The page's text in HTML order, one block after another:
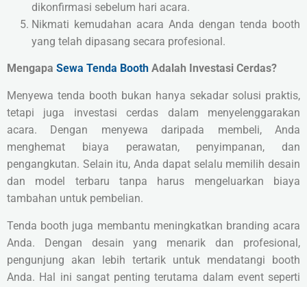
dikonfirmasi sebelum hari acara.
Nikmati kemudahan acara Anda dengan tenda booth
yang telah dipasang secara profesional.
Mengapa Sewa Tenda Booth Adalah Investasi Cerdas?
Menyewa tenda booth bukan hanya sekadar solusi praktis,
tetapi juga investasi cerdas dalam menyelenggarakan
acara. Dengan menyewa daripada membeli, Anda
menghemat biaya perawatan, penyimpanan, dan
pengangkutan. Selain itu, Anda dapat selalu memilih desain
dan model terbaru tanpa harus mengeluarkan biaya
tambahan untuk pembelian.
Tenda booth juga membantu meningkatkan branding acara
Anda. Dengan desain yang menarik dan profesional,
pengunjung akan lebih tertarik untuk mendatangi booth
Anda. Hal ini sangat penting terutama dalam event seperti